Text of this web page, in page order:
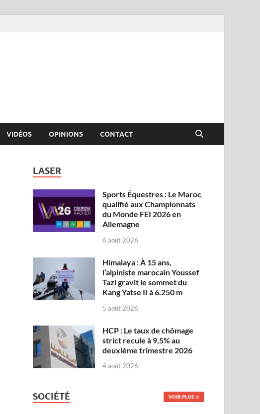
VIDÉOS OPINIONS CONTACT
LASER
Sports Équestres : Le Maroc
qualifié aux Championnats
du Monde FEI 2026 en
Allemagne
6 août 2026
Himalaya : À 15 ans,
l’alpiniste marocain Youssef
Tazi gravit le sommet du
Kang Yatse II à 6.250 m
5 août 2026
HCP : Le taux de chômage
strict recule à 9,5% au
deuxième trimestre 2026
4 août 2026
SOCIÉTÉ VOIR PLUS